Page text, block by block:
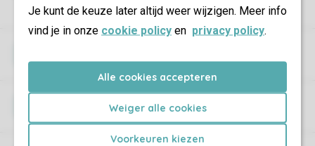
Je kunt de keuze later altijd weer wijzigen. Meer info
vind je in onze cookie policy en privacy policy.
Alle cookies accepteren
Weiger alle cookies
Voorkeuren kiezen